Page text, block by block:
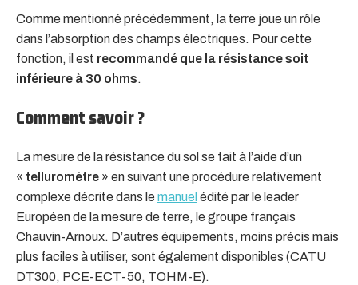
Comme mentionné précédemment, la terre joue un rôle
dans l’absorption des champs électriques. Pour cette
fonction, il est recommandé que la résistance soit
inférieure à 30 ohms.
Comment savoir ?
La mesure de la résistance du sol se fait à l’aide d’un
« telluromètre » en suivant une procédure relativement
complexe décrite dans lemanuel édité par le leader
Européen de la mesure de terre, le groupe français
Chauvin-Arnoux. D’autres équipements, moins précis mais
plus faciles à utiliser, sont également disponibles (CATU
DT300, PCE-ECT-50, TOHM-E).